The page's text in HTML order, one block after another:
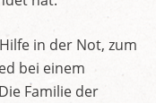
in der Not, zum
bei einem
Familie der